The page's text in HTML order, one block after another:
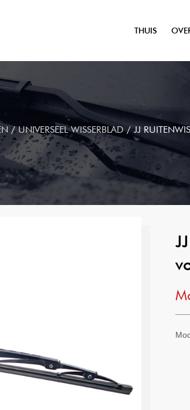
THUIS
/UNIVERSEEL WISSERBLAD/JJ